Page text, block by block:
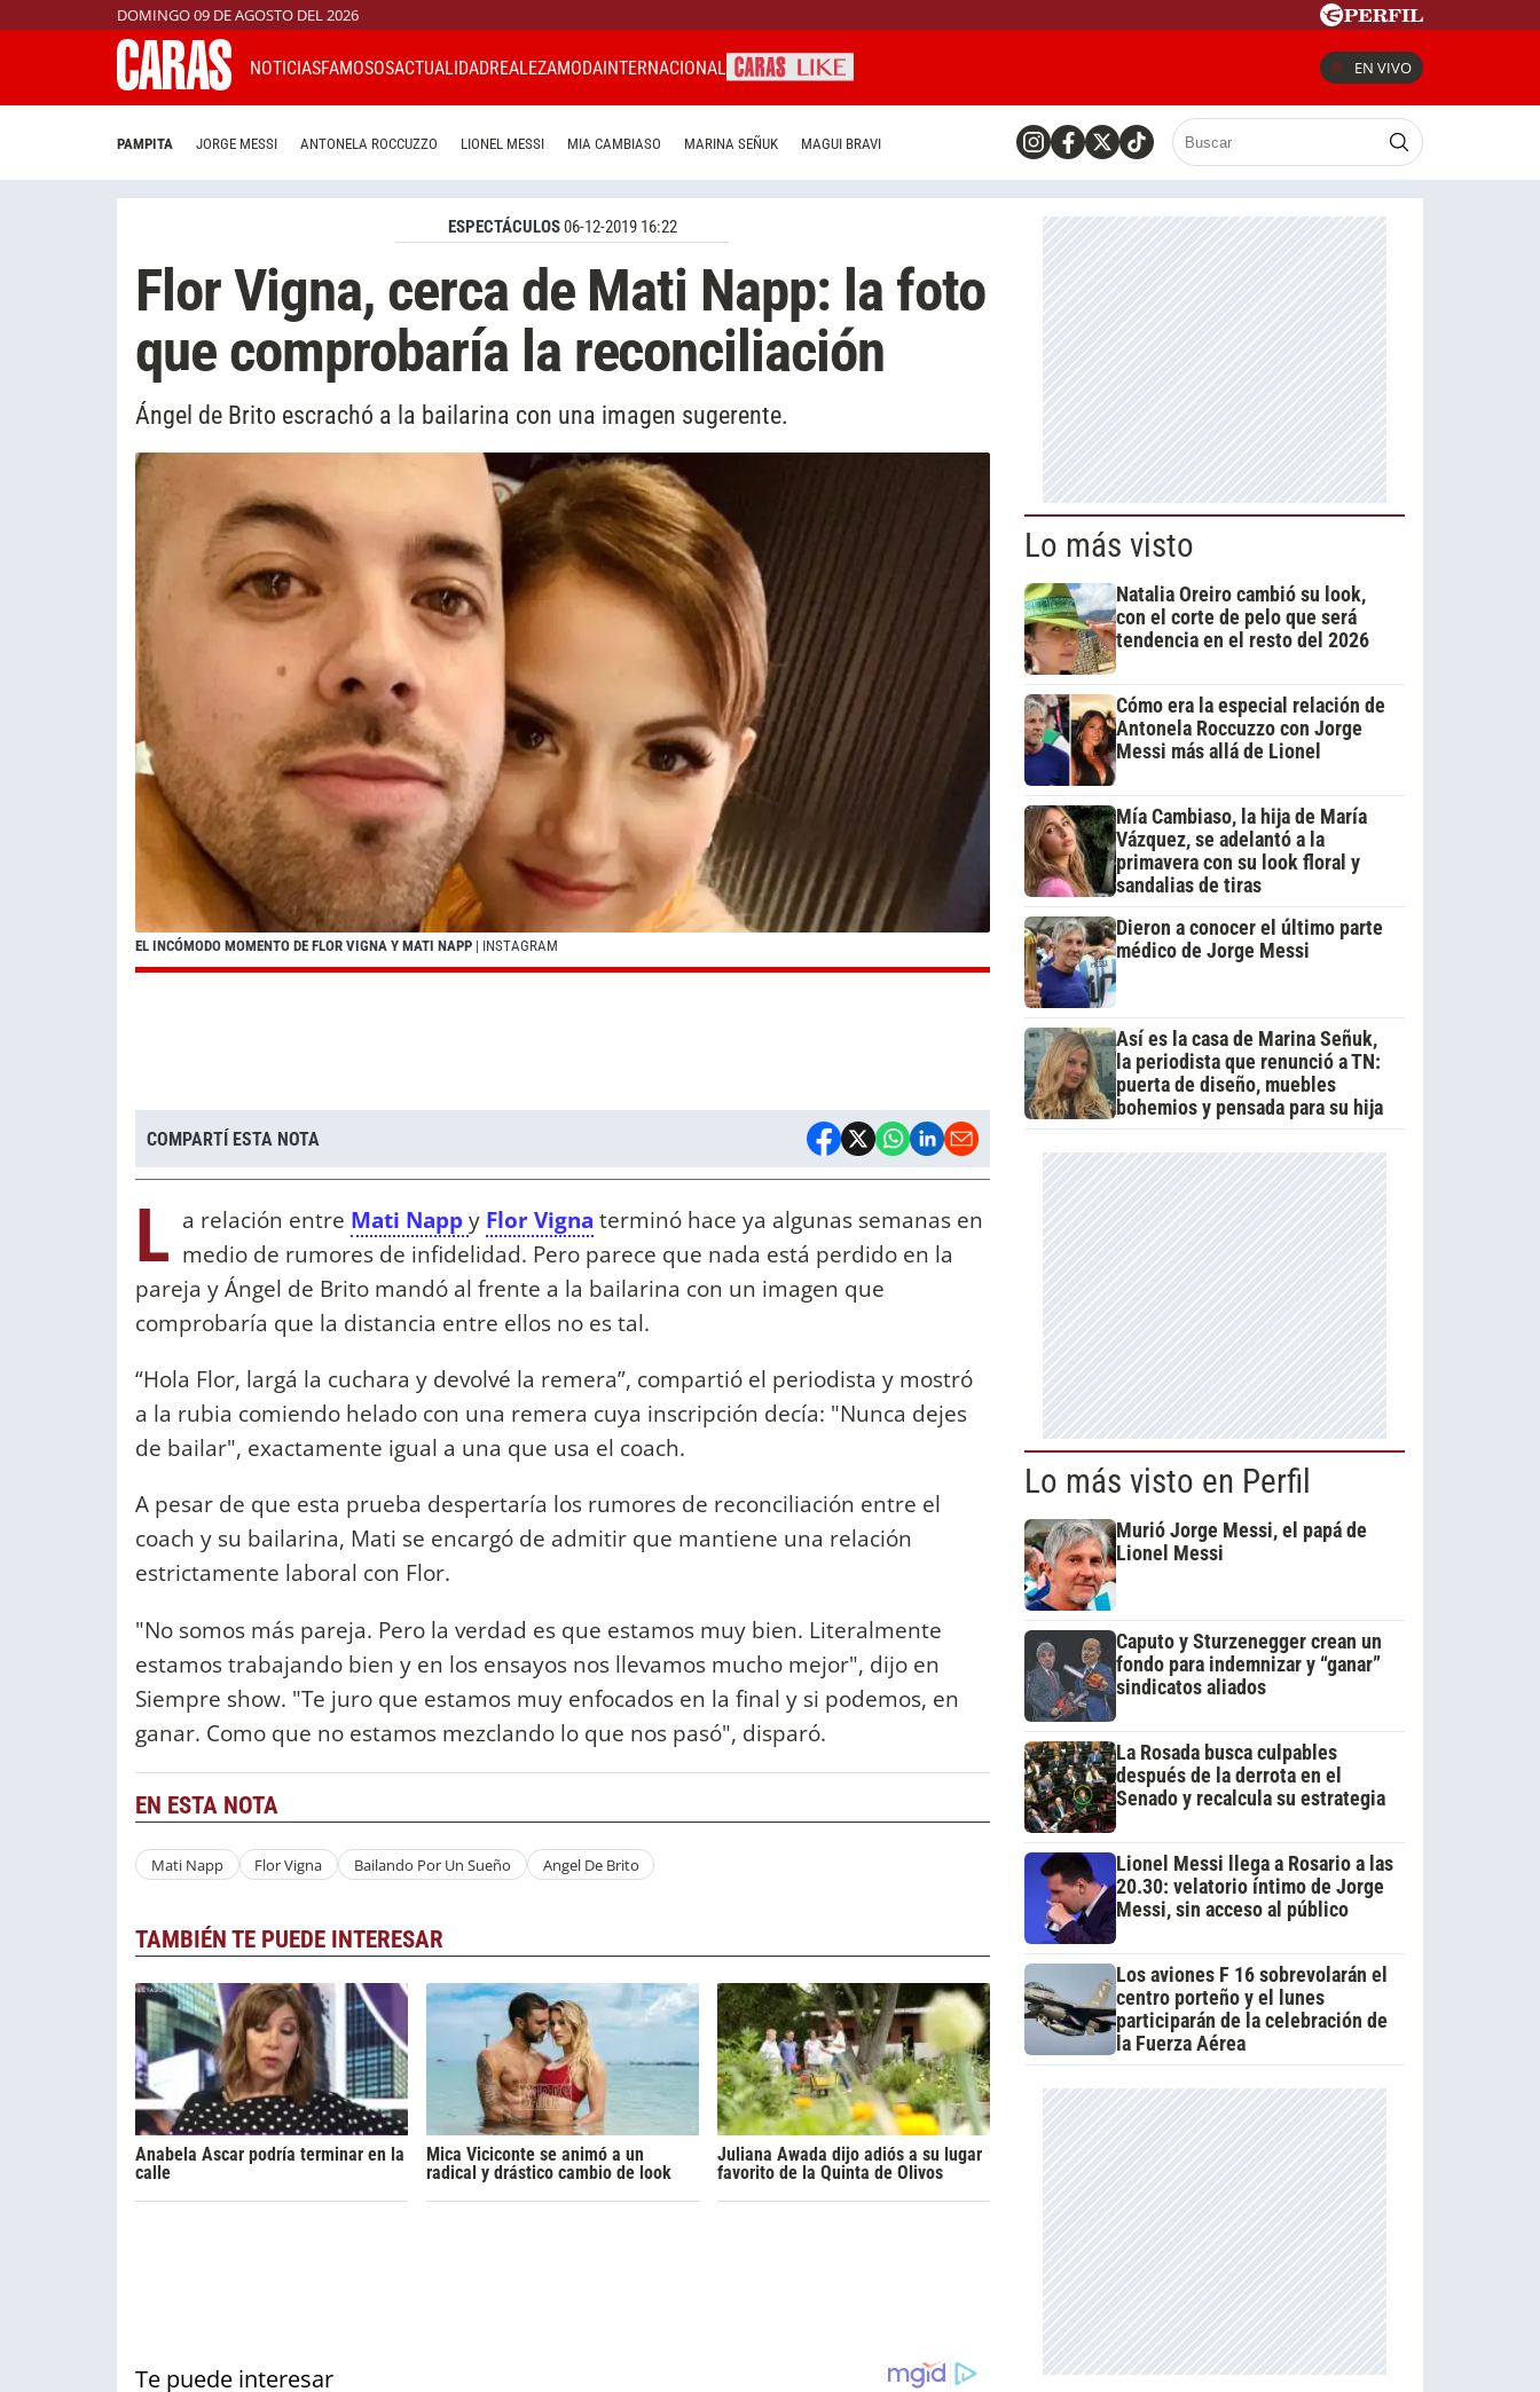
DOMINGO 09 DE AGOSTO DEL 2026
NOTICIASFAMOSOSACTUALIDADREALEZAMODAINTERNACIONAL EN VIVO
PAMPITA JORGE MESSI ANTONELA ROCCUZZO LIONEL MESSI MIA CAMBIASO MARINA SEÑUK MAGUI BRAVI
ESPECTÁCULOS06-12-2019 16:22
Flor Vigna, cerca de Mati Napp: la foto
que comprobaría la reconciliación
Ángel de Brito escrachó a la bailarina con una imagen sugerente.
EL INCÓMODO MOMENTO DE FLOR VIGNA Y MATI NAPP | INSTAGRAM
COMPARTÍ ESTA NOTA
L a relación entre Mati Nappy Flor Vigna terminó hace ya algunas semanas en
medio de rumores de infidelidad. Pero parece que nada está perdido en la
pareja y Ángel de Brito mandó al frente a la bailarina con un imagen que
comprobaría que la distancia entre ellos no es tal.
“Hola Flor, largá la cuchara y devolvé la remera”, compartió el periodista y mostró
a la rubia comiendo helado con una remera cuya inscripción decía: "Nunca dejes
de bailar", exactamente igual a una que usa el coach.
A pesar de que esta prueba despertaría los rumores de reconciliación entre el
coach y su bailarina, Mati se encargó de admitir que mantiene una relación
estrictamente laboral con Flor.
"No somos más pareja. Pero la verdad es que estamos muy bien. Literalmente
estamos trabajando bien y en los ensayos nos llevamos mucho mejor", dijo en
Siempre show. "Te juro que estamos muy enfocados en la final y si podemos, en
ganar. Como que no estamos mezclando lo que nos pasó", disparó.
EN ESTA NOTA
Mati Napp Flor Vigna Bailando Por Un Sueño Angel De Brito
TAMBIÉN TE PUEDE INTERESAR
Anabela Ascar podría terminar en la
calle
Mica Viciconte se animó a un
radical y drástico cambio de look
Juliana Awada dijo adiós a su lugar
favorito de la Quinta de Olivos
Lo más visto
Natalia Oreiro cambió su look,
con el corte de pelo que será
tendencia en el resto del 2026
Cómo era la especial relación de
Antonela Roccuzzo con Jorge
Messi más allá de Lionel
Mía Cambiaso, la hija de María
Vázquez, se adelantó a la
primavera con su look floral y
sandalias de tiras
Dieron a conocer el último parte
médico de Jorge Messi
Así es la casa de Marina Señuk,
la periodista que renunció a TN:
puerta de diseño, muebles
bohemios y pensada para su hija
Lo más visto en Perfil
Murió Jorge Messi, el papá de
Lionel Messi
Caputo y Sturzenegger crean un
fondo para indemnizar y “ganar”
sindicatos aliados
La Rosada busca culpables
después de la derrota en el
Senado y recalcula su estrategia
Lionel Messi llega a Rosario a las
20.30: velatorio íntimo de Jorge
Messi, sin acceso al público
Los aviones F 16 sobrevolarán el
centro porteño y el lunes
participarán de la celebración de
la Fuerza Aérea